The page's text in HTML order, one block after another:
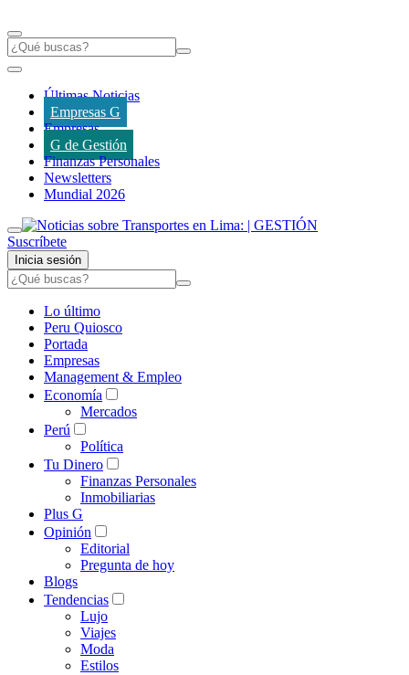
Últimas Noticias
Empresas G
Empresas
G de Gestión
Finanzas Personales
Newsletters
Mundial 2026
Suscríbete
Inicia sesión
Lo último
Peru Quiosco
Portada
Empresas
Management & Empleo
Economía
Mercados
Perú
Política
Tu Dinero
Finanzas Personales
Inmobiliarias
Plus G
Opinión
Editorial
Pregunta de hoy
Blogs
Tendencias
Lujo
Viajes
Moda
Estilos